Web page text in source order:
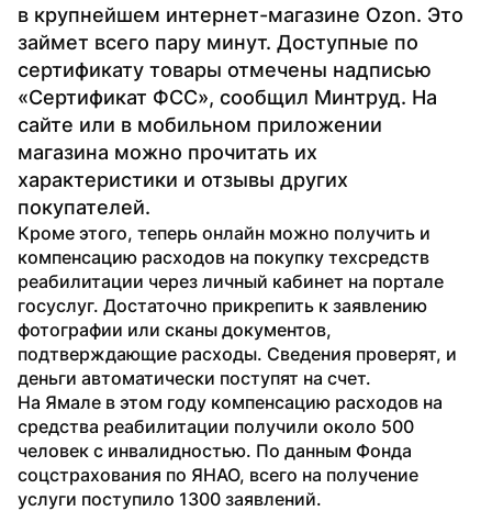
в крупнейшем интернет-магазине Ozon. Это
займет всего пару минут. Доступные по
сертификату товары отмечены надписью
«Сертификат ФСС», сообщил Минтруд. На
сайте или в мобильном приложении
магазина можно прочитать их
характеристики и отзывы других
покупателей.
Кроме этого, теперь онлайн можно получить и
компенсацию расходов на покупку техсредств
реабилитации через личный кабинет на портале
госуслуг. Достаточно прикрепить к заявлению
фотографии или сканы документов,
подтверждающие расходы. Сведения проверят, и
деньги автоматически поступят на счет.
На Ямале в этом году компенсацию расходов на
средства реабилитации получили около 500
человек с инвалидностью. По данным Фонда
соцстрахования по ЯНАО, всего на получение
услуги поступило 1300 заявлений.